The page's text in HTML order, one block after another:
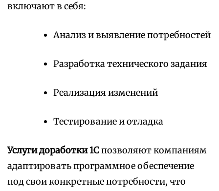
включают в себя:
Анализ и выявление потребностей
Разработка технического задания
Реализация изменений
Тестирование и отладка
Услуги доработки 1Спозволяют компаниям
адаптировать программное обеспечение
под свои конкретные потребности, что